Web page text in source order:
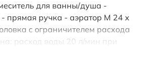
для ванны/душа -
прямая ручка - аэратор М 24 х
с ограничителем расхода
расход воды 20 л/мин при
расход воды 18 л/мин при